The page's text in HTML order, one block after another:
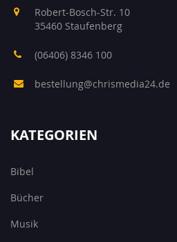
Robert-Bosch-Str. 10
35460 Staufenberg
(06406) 8346 100
bestellung@chrismedia24.de
KATEGORIEN
Bibel
Bücher
Musik